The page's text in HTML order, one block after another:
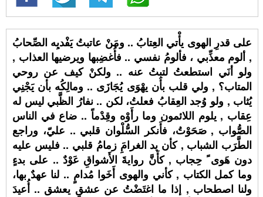
على قدرِ الهوى يأْتي العِتابُ .. ومَنْ عاتبتُ يَفْديِه الصِّحابُ
, ألوم معذِّبي ، فألومُ نفسي .. فأُغضِبها ويرضيها العذاب ,
ولو أنَي استطعتُ لتبتُ عنه .. ولكنْ كيف عن روحي
المتاب؟ , ولي قلب بأَن يهْوَى يُجَازَى .. ومالِكُه بأن يَجْنِي
يُثاب , ولو وُجد العِقابُ فعلتُ، لكن .. نفارُ الظَّبي ليس له
عِقاب , يلوم اللائمون وما رأَوْه وقِدْماً .. ضاع في الناس
الصُّواب , صَحَوْتُ، فأَنكر السُّلْوان قلبي .. عليّ، وراجع
الطَّرَب الشباب , كأن يد الغرامَِ زمامُ قلبي .. فليس عليه
دون هَوى ً حِجاب , كأَنَّ روايةَ الأَشواقِ عَوْدٌ .. على بدءٍ
وما كمل الكتاب , كأني والهوى أَخَوا مُدامٍ .. لنا عهدٌ بها،
ولنا اصطحاب , إذا ما اغتَضْتُ عن عشقٍ يعشق .. أُعيدَ